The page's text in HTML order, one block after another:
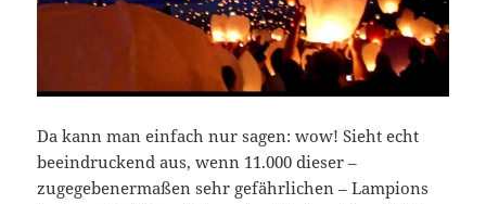
Da kann man einfach nur sagen: wow! Sieht echt
beeindruckend aus, wenn 11.000 dieser –
zugegebenermaßen sehr gefährlichen – Lampions